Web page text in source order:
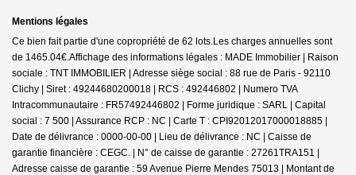
Mentions légales
Ce bien fait partie d'une copropriété de 62 lots.Les charges annuelles sont
de 1465.04€. Affichage des informations légales : MADE Immobilier | Raison
sociale : TNT IMMOBILIER | Adresse siège social : 88 rue de Paris - 92110
Clichy | Siret : 49244680200018 | RCS : 492446802 | Numero TVA
Intracommunautaire : FR57492446802 | Forme juridique : SARL | Capital
social : 7 500 | Assurance RCP : NC | Carte T : CPI92012017000018885 |
Date de délivrance : 0000-00-00 | Lieu de délivrance : NC | Caisse de
garantie financière : CEGC. | N° de caisse de garantie : 27261TRA151 |
Adresse caisse de garantie : 59 Avenue Pierre Mendes 75013 | Montant de